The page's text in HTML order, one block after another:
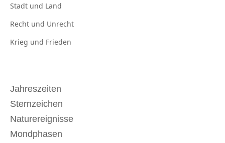
Stadt und Land
Recht und Unrecht
Krieg und Frieden
Jahreszeiten
Sternzeichen
Naturereignisse
Mondphasen